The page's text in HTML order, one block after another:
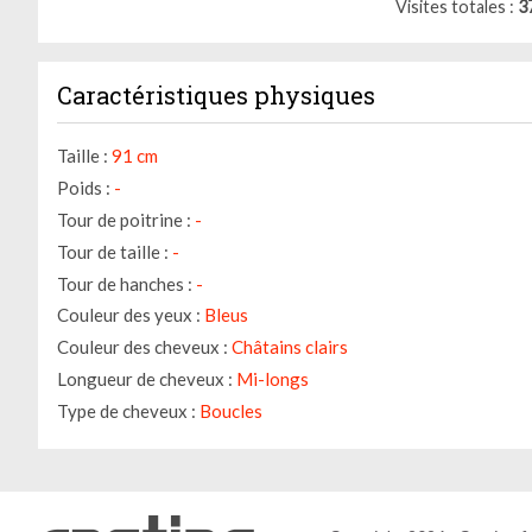
Visites totales
Caractéristiques physiques
Taille : 91 cm
Poids : -
Tour de poitrine : -
Tour de taille : -
Tour de hanches : -
Couleur des yeux : Bleus
Couleur des cheveux : Châtains clairs
Longueur de cheveux : Mi-longs
Type de cheveux : Boucles